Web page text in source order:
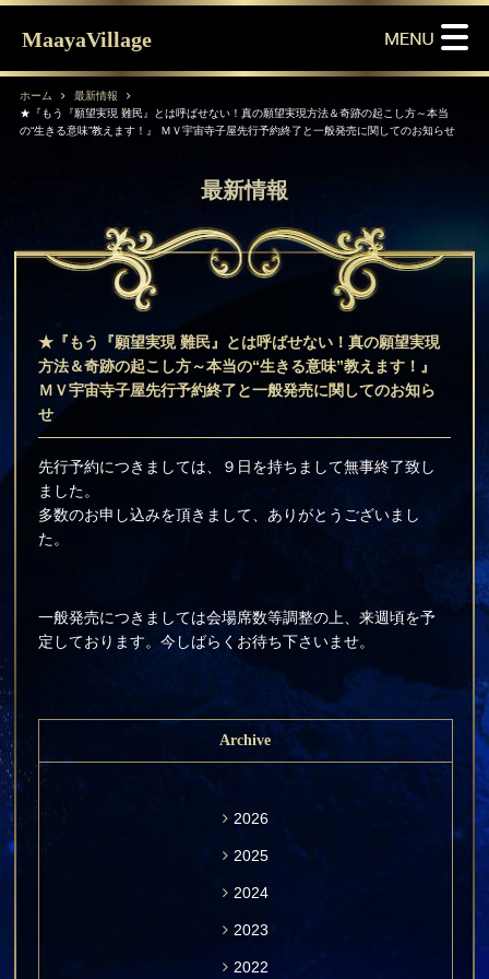
MaayaVillage
ホーム
最新情報
★『もう『願望実現 難民』とは呼ばせない！真の願望実現方法＆奇跡の起こし方～本当
の“生きる意味”教えます！』 ＭＶ宇宙寺子屋先行予約終了と一般発売に関してのお知らせ
最新情報
★『もう『願望実現 難民』とは呼ばせない！真の願望実現
方法＆奇跡の起こし方～本当の“生きる意味”教えます！』
ＭＶ宇宙寺子屋先行予約終了と一般発売に関してのお知ら
せ
先行予約につきましては、９日を持ちまして無事終了致し
ました。
多数のお申し込みを頂きまして、ありがとうございまし
た。
一般発売につきましては会場席数等調整の上、来週頃を予
定しております。今しばらくお待ち下さいませ。
Archive
2026
2025
2024
2023
2022